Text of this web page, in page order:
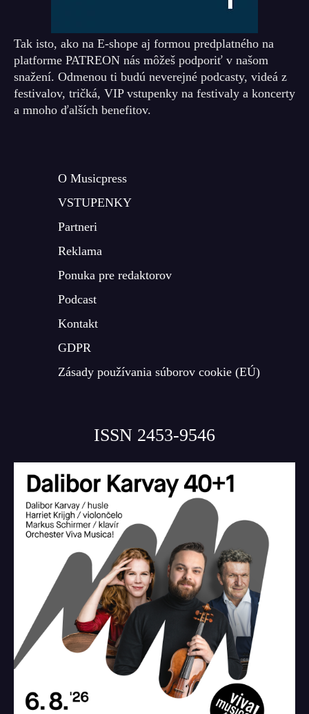
Tak isto, ako na E-shope aj formou predplatného na
platforme PATREON nás môžeš podporiť v našom
snažení. Odmenou ti budú neverejné podcasty, videá z
festivalov, tričká, VIP vstupenky na festivaly a koncerty
a mnoho ďalších benefitov.
O Musicpress
VSTUPENKY
Partneri
Reklama
Ponuka pre redaktorov
Podcast
Kontakt
GDPR
Zásady používania súborov cookie (EÚ)
ISSN 2453-9546